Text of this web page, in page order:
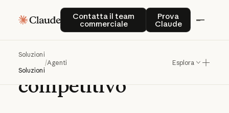
Contatta il team
commerciale
Contatta il team commerciale
Prova
Claude
Prova Claude
Soluzioni
Soluzioni
/Agenti Esplora
Trasforma gli agenti
IA nel
tuo vantaggio
competitivo